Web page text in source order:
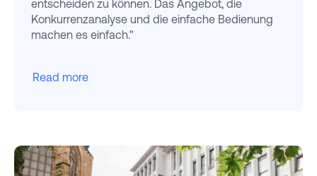
entscheiden zu können. Das Angebot, die
Konkurrenzanalyse und die einfache Bedienung
machen es einfach."
Read more